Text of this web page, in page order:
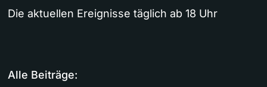
Die aktuellen Ereignisse täglich ab 18 Uhr
Alle Beiträge: